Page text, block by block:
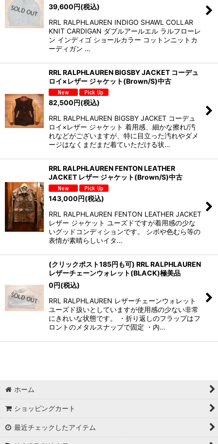
39,600円(税込)
RRL RALPHLAUREN INDIGO SHAWL COLLAR
KNIT CARDIGAN ダブルアールエル ラルフローレ
ン インディゴ ショールカラー コットンニットカ
ーディガン …
RRL RALPHLAUREN BIGSBY JACKET コーデュ
ロイ×レザー ジャケット(Brown/S)中古
82,500円(税込)
RRL RALPHLAUREN BIGSBY JACKET コーデュ
ロイ×レザー ジャケット 着用感、細かな擦れ/汚
れなどがございますが、特に目立った汚れやダメ
ージはなくまだまだ着ていただける状…
RRL RALPHLAUREN FENTON LEATHER
JACKET レザー ジャケット(Brown/S)中古
143,000円(税込)
RRL RALPHLAUREN FENTON LEATHER JACKET
レザー ジャケット ユーズドですが着用感の少な
いグッドコンディションです。 シボや色むら等の
表情が素晴らしいイタ…
(クリックポスト185円も可) RRL RALPHLAUREN
レザーチェーンウォレット(BLACK)極美品
0円(税込)
RRL RALPHLAUREN レザーチェーンウォレット
ユーズド扱いとしていますが使用感の少ない非常
にきれいな状態です。 ・折り返しのフラップはフ
ロントのメタルスナップで固定 ・内…
ホーム
ショッピングカート
最近チェックしたアイテム